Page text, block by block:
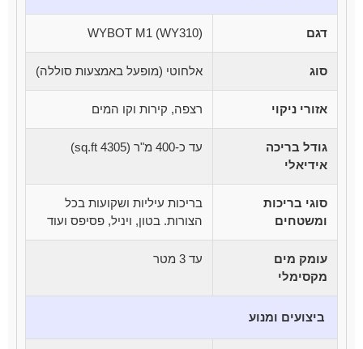
דגם WYBOT M1 (WY310)
סוג אלחוטי (מופעל באמצעות סוללה)
אזורי ניקוי רצפה, קירות וקו המים
גודל בריכה
אידיאלי
עד כ-400 מ"ר (4305 sq.ft)
סוגי בריכות
ומשטחים
בריכות עיליות ושקועות בכל
הצורות. בטון, ויניל, פסיפס ועוד
עומק מים
מקסימלי
עד 3 מטר
ביצועים ומנוע